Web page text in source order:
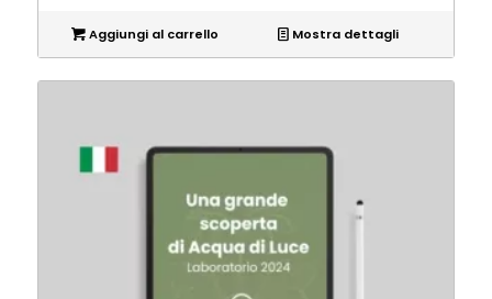
Aggiungi al carrello Mostra dettagli